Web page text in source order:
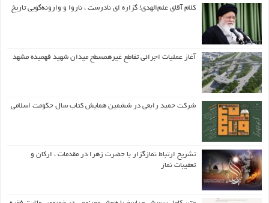
کلام آقای علم‌الهدی! گزاره ای نادرست ، ناروا و وارونه‌گویی تاریخ
آغاز عملیات اجرائی تقاطع غیرهمسطح میدان شهید فهمیده مشهد
شرکت حمید رابعی در ششمین همایش کتاب سال حکومت اسلامی
تشریح ارتباط نمازگزار با حضرت زهرا در مقدمات ، ارکان و
تعقیبات نماز